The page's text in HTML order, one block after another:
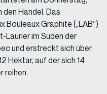
Handel. Das
Bouleaux Graphite („LAB“)
Laurier im Süden der
und erstreckt sich über
Hektar, auf der sich 14
reihen.